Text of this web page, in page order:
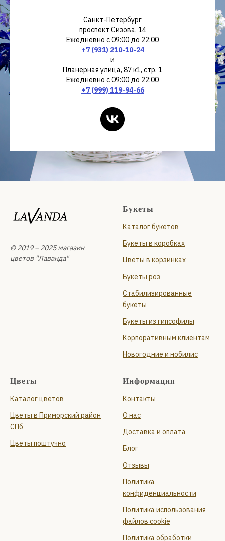
Санкт-Петербург
проспект Сизова, 14
Ежедневно с 09:00 до 22:00
+7 (931) 210-10-24
и
Планерная улица, 87 к1, стр. 1
Ежедневно с 09:00 до 22:00
+7 (999) 119-94-66
© 2019 – 2025 магазин
цветов "Лаванда"
Букеты
Каталог букетов
Букеты в коробках
Цветы в корзинках
Букеты роз
Стабилизированные
букеты
Букеты из гипсофилы
Корпоративным клиентам
Новогодние и нобилис
Цветы
Каталог цветов
Цветы в Приморский район
СПб
Цветы поштучно
Информация
Контакты
О нас
Доставка и оплата
Блог
Отзывы
Политика
конфиденциальности
Политика использования
файлов cookie
Политика обработки